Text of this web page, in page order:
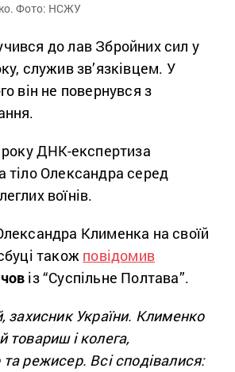
Фото: НСЖУ
до лав Збройних сил у
служив зв’язківцем. У
він не повернувся з
року ДНК-експертиза
тіло Олександра серед
воїнів.
Клименка на своїй
також повідомив
із “Суспільне Полтава”.
захисник України. Клименко
товариш і колега,
режисер. Всі сподівалися: